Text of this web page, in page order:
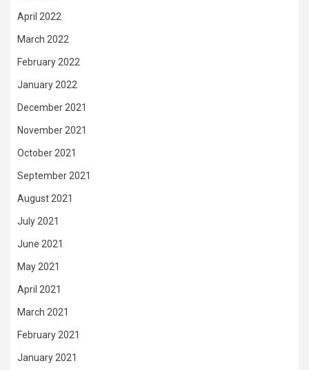
April 2022
March 2022
February 2022
January 2022
December 2021
November 2021
October 2021
September 2021
August 2021
July 2021
June 2021
May 2021
April 2021
March 2021
February 2021
January 2021